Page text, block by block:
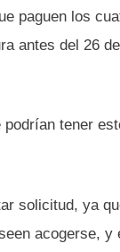
paguen los
antes del 26 de
tener
solicitud, ya
acogerse, y